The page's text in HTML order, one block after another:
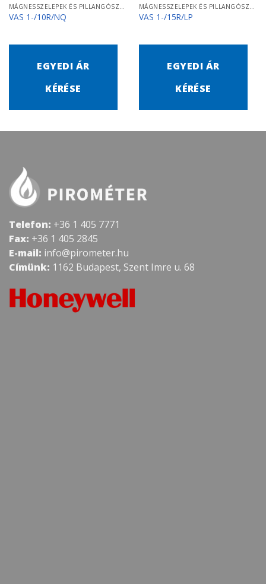
VAS 1-/10R/NQ
EGYEDI ÁR
KÉRÉSE
VAS 1-/15R/LP
EGYEDI ÁR
KÉRÉSE
Telefon: +36 1 405 7771
Fax: +36 1 405 2845
E-mail: info@pirometer.hu
Címünk: 1162 Budapest, Szent Imre u. 68